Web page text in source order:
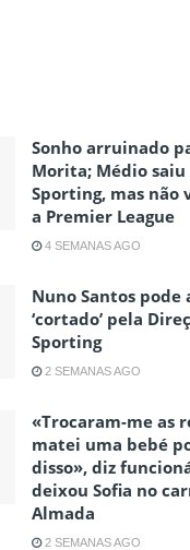
Sonho arruinado
Morita; Médio saiu
Sporting, mas não
a Premier League
4 SEMANAS AGO
Nuno Santos pode
‘cortado’ pela
Sporting
2 SEMANAS AGO
«Trocaram-me as
matei uma bebé
disso», diz
deixou Sofia no
Almada
2 SEMANAS AGO